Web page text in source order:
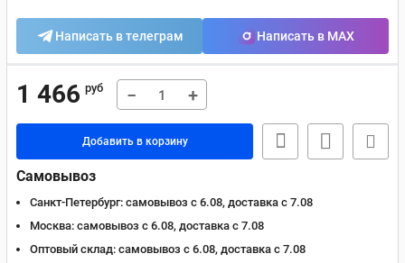
Написать в телеграм Написать в MAX
1 466 руб − +
Добавить в корзину
Самовывоз
Санкт-Петербург: самовывоз с 6.08, доставка c 7.08
Москва: самовывоз с 6.08, доставка c 7.08
Оптовый склад: самовывоз с 6.08, доставка c 7.08